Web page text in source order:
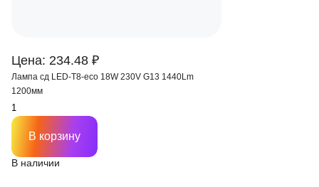
Цена: 234.48 ₽
Лампа сд LED-T8-eco 18W 230V G13 1440Lm
1200мм
В наличии
В корзину